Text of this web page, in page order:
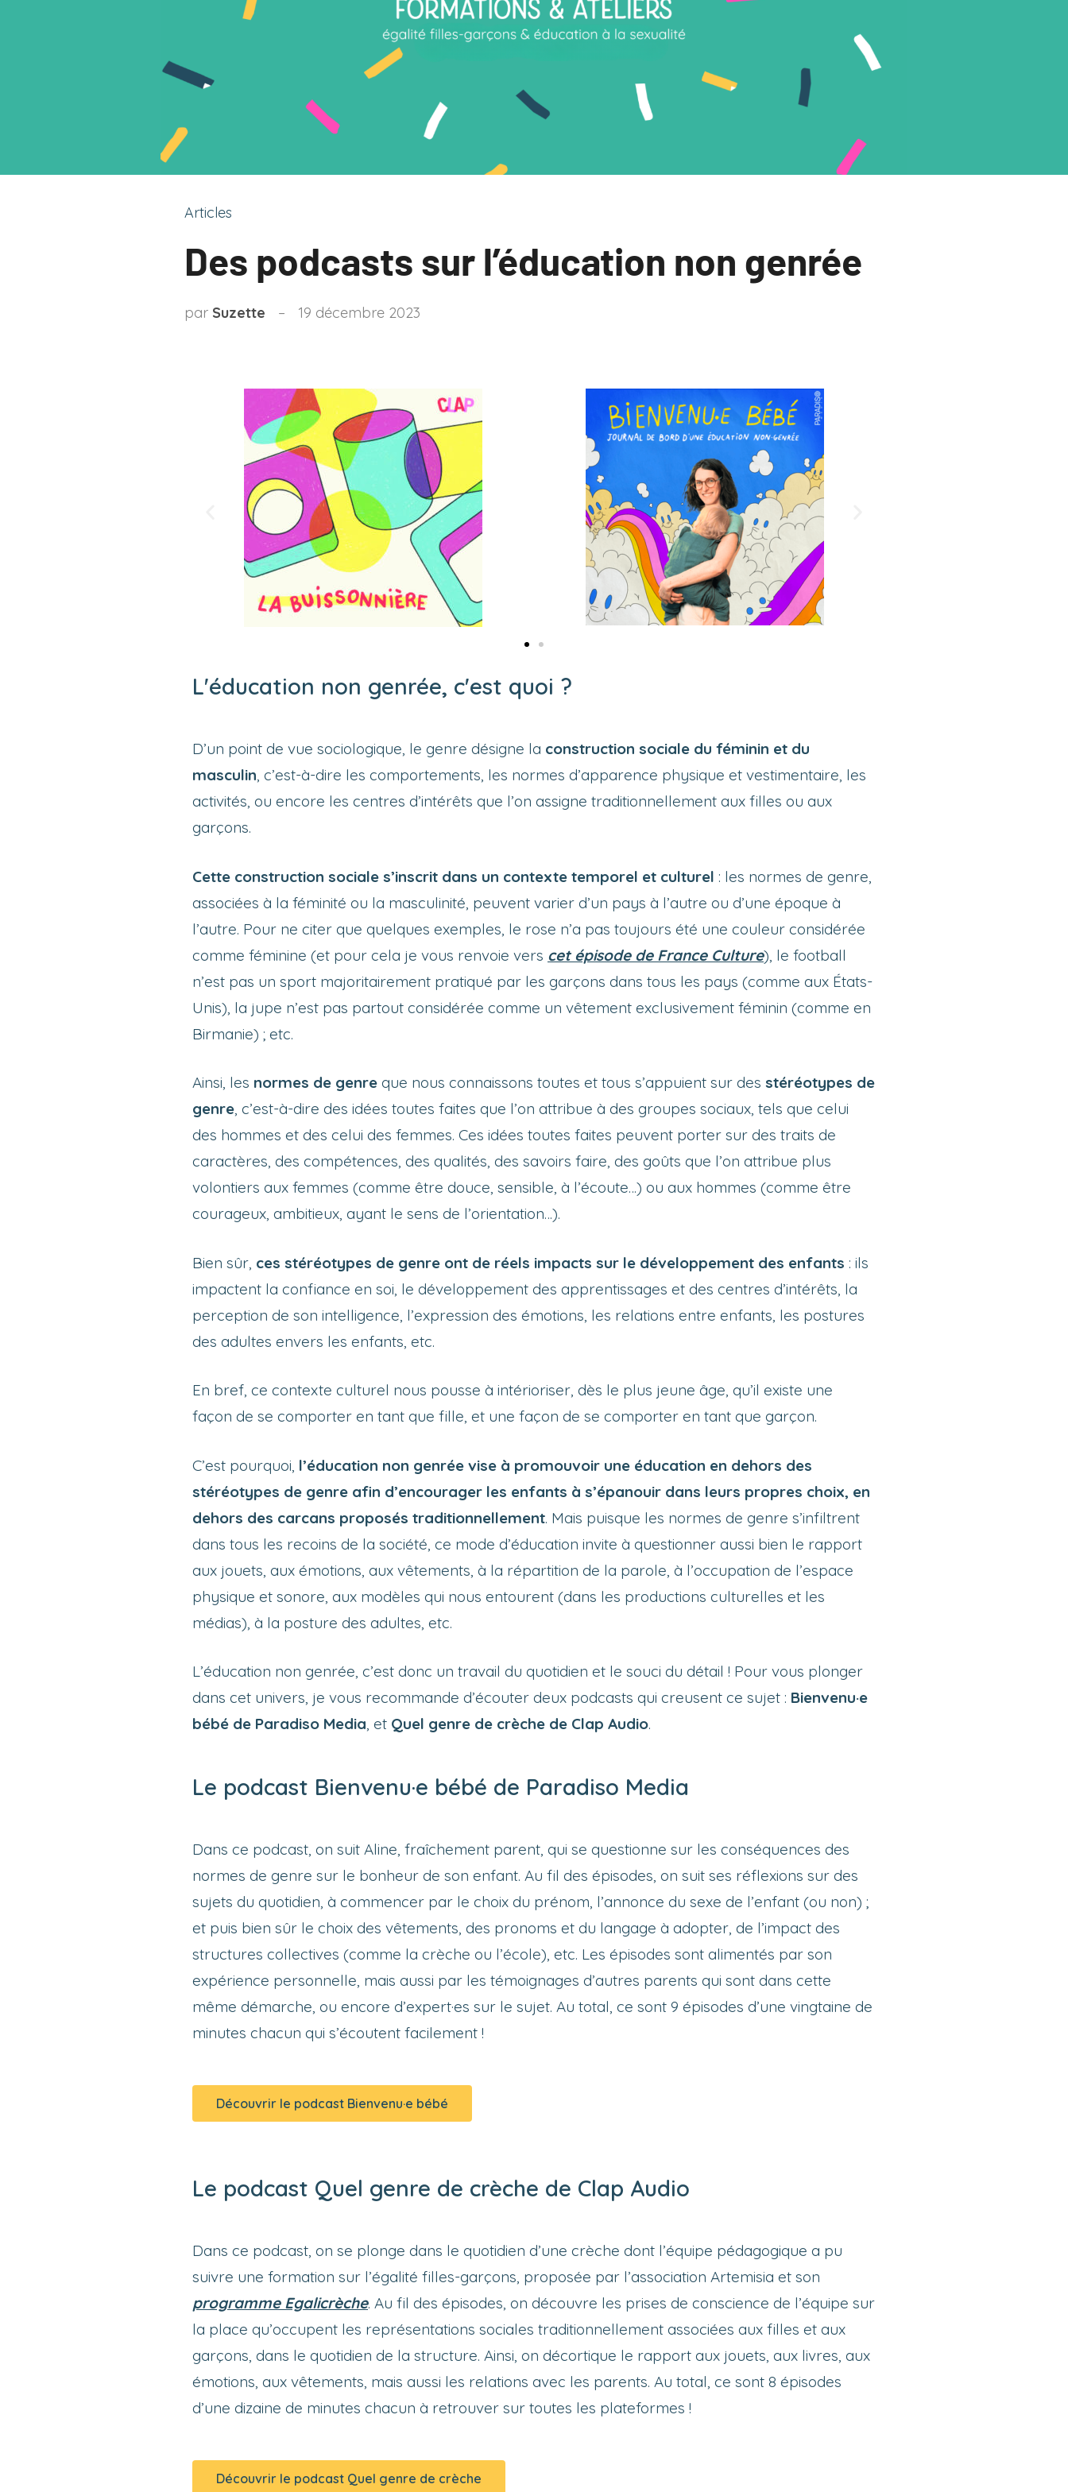
à
la
Articles
Des podcasts sur l’éducation non genrée
par Suzette 19 décembre 2023
L'éducation non genrée, c'est quoi ?
D’un point de vue sociologique, le genre désigne la construction sociale du féminin et du
masculin, c’est-à-dire les comportements, les normes d’apparence physique et vestimentaire, les
activités, ou encore les centres d’intérêts que l’on assigne traditionnellement aux filles ou aux
garçons.
Cette construction sociale s’inscrit dans un contexte temporel et culturel : les normes de genre,
associées à la féminité ou la masculinité, peuvent varier d’un pays à l’autre ou d’une époque à
l’autre. Pour ne citer que quelques exemples, le rose n’a pas toujours été une couleur considérée
comme féminine (et pour cela je vous renvoie vers cet épisode de France Culture), le football
n’est pas un sport majoritairement pratiqué par les garçons dans tous les pays (comme aux États-
Unis), la jupe n’est pas partout considérée comme un vêtement exclusivement féminin (comme en
Birmanie) ; etc.
Ainsi, les normes de genre que nous connaissons toutes et tous s’appuient sur des stéréotypes de
genre, c’est-à-dire des idées toutes faites que l’on attribue à des groupes sociaux, tels que celui
des hommes et des celui des femmes. Ces idées toutes faites peuvent porter sur des traits de
caractères, des compétences, des qualités, des savoirs faire, des goûts que l’on attribue plus
volontiers aux femmes (comme être douce, sensible, à l’écoute…) ou aux hommes (comme être
courageux, ambitieux, ayant le sens de l’orientation…).
Bien sûr, ces stéréotypes de genre ont de réels impacts sur le développement des enfants : ils
impactent la confiance en soi, le développement des apprentissages et des centres d’intérêts, la
perception de son intelligence, l’expression des émotions, les relations entre enfants, les postures
des adultes envers les enfants, etc.
En bref, ce contexte culturel nous pousse à intérioriser, dès le plus jeune âge, qu’il existe une
façon de se comporter en tant que fille, et une façon de se comporter en tant que garçon.
C’est pourquoi, l’éducation non genrée vise à promouvoir une éducation en dehors des
stéréotypes de genre afin d’encourager les enfants à s’épanouir dans leurs propres choix, en
dehors des carcans proposés traditionnellement. Mais puisque les normes de genre s’infiltrent
dans tous les recoins de la société, ce mode d’éducation invite à questionner aussi bien le rapport
aux jouets, aux émotions, aux vêtements, à la répartition de la parole, à l’occupation de l’espace
physique et sonore, aux modèles qui nous entourent (dans les productions culturelles et les
médias), à la posture des adultes, etc.
L’éducation non genrée, c’est donc un travail du quotidien et le souci du détail ! Pour vous plonger
dans cet univers, je vous recommande d’écouter deux podcasts qui creusent ce sujet : Bienvenu·e
bébé de Paradiso Media, et Quel genre de crèche de Clap Audio.
Le podcast Bienvenu·e bébé de Paradiso Media
Dans ce podcast, on suit Aline, fraîchement parent, qui se questionne sur les conséquences des
normes de genre sur le bonheur de son enfant. Au fil des épisodes, on suit ses réflexions sur des
sujets du quotidien, à commencer par le choix du prénom, l’annonce du sexe de l’enfant (ou non) ;
et puis bien sûr le choix des vêtements, des pronoms et du langage à adopter, de l’impact des
structures collectives (comme la crèche ou l’école), etc. Les épisodes sont alimentés par son
expérience personnelle, mais aussi par les témoignages d’autres parents qui sont dans cette
même démarche, ou encore d’expert·es sur le sujet. Au total, ce sont 9 épisodes d’une vingtaine de
minutes chacun qui s’écoutent facilement !
Découvrir le podcast Bienvenu·e bébé
Le podcast Quel genre de crèche de Clap Audio
Dans ce podcast, on se plonge dans le quotidien d’une crèche dont l’équipe pédagogique a pu
suivre une formation sur l’égalité filles-garçons, proposée par l’association Artemisia et son
programme Egalicrèche. Au fil des épisodes, on découvre les prises de conscience de l’équipe sur
la place qu’occupent les représentations sociales traditionnellement associées aux filles et aux
garçons, dans le quotidien de la structure. Ainsi, on décortique le rapport aux jouets, aux livres, aux
émotions, aux vêtements, mais aussi les relations avec les parents. Au total, ce sont 8 épisodes
d’une dizaine de minutes chacun à retrouver sur toutes les plateformes !
Découvrir le podcast Quel genre de crèche